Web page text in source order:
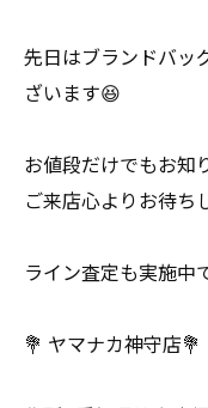
先日はブランドバッ
ざいます😆
お値段だけでもお知
ご来店心よりお待ち
ライン査定も実施中
💐 ヤマナカ神守店💐